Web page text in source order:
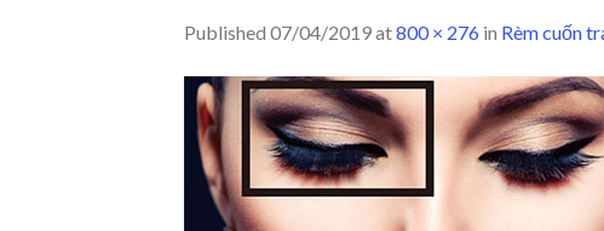
Published 07/04/2019at800 × 276 in Rèm cuốn